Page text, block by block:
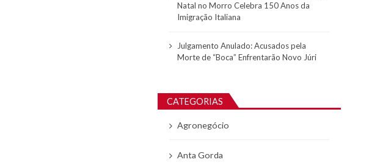
Natal no Morro Celebra 150 Anos da
Imigração Italiana
Julgamento Anulado: Acusados pela
Morte de “Boca” Enfrentarão Novo Júri
CATEGORIAS
Agronegócio
Anta Gorda